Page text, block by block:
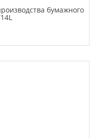
бумажного